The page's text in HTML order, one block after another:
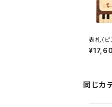
表札（ピ
同じカ